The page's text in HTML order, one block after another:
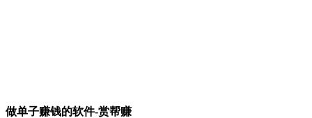
做单子赚钱的软件-赏帮赚